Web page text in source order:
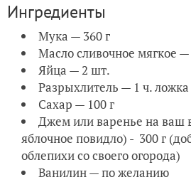
Ингредиенты
Мука — 360 г
Масло сливочное мягкое —
Яйца — 2 шт.
Разрыхлитель — 1 ч. ложка
Сахар — 100 г
Джем или варенье на ваш
яблочное повидло) - 300 г
облепихи со своего огорода)
Ванилин — по желанию